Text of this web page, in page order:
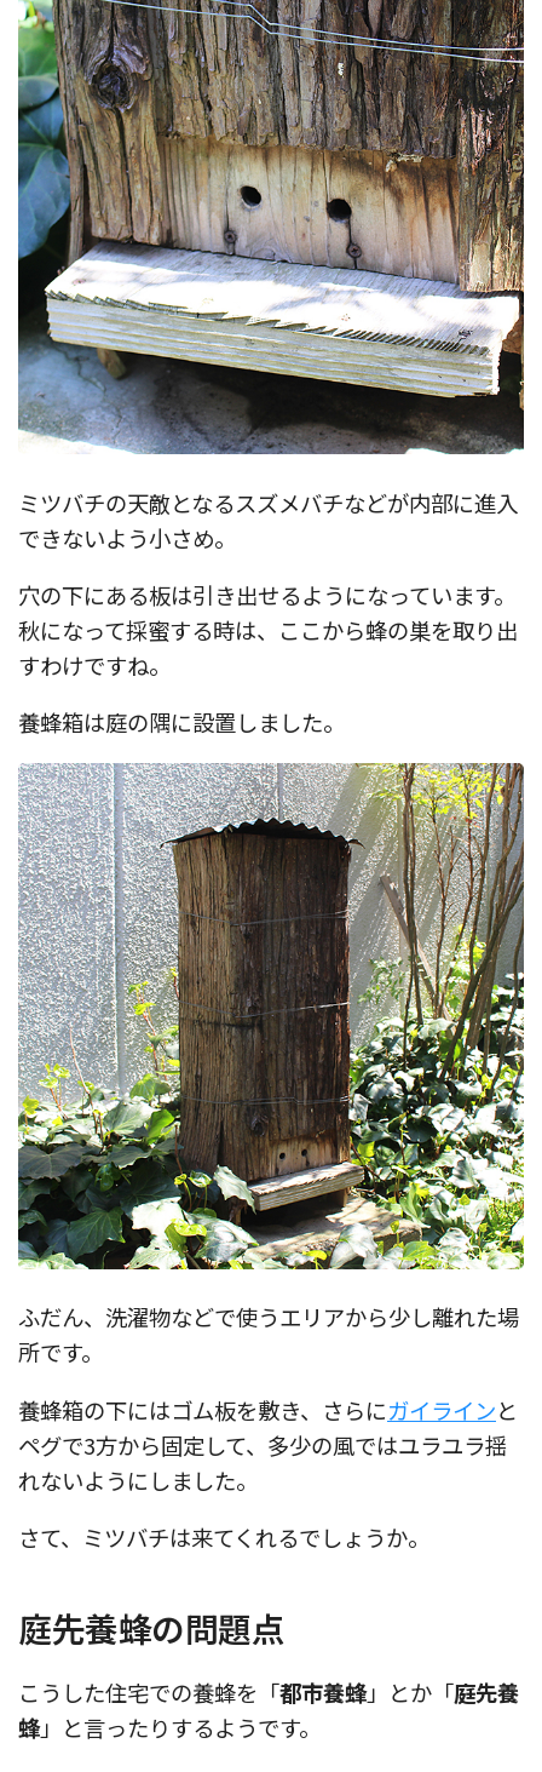
ミツバチの天敵となるスズメバチなどが内部に進入
できないよう小さめ。
穴の下にある板は引き出せるようになっています。
秋になって採蜜する時は、ここから蜂の巣を取り出
すわけですね。
養蜂箱は庭の隅に設置しました。
ふだん、洗濯物などで使うエリアから少し離れた場
所です。
養蜂箱の下にはゴム板を敷き、さらにガイラインと
ペグで3方から固定して、多少の風ではユラユラ揺
れないようにしました。
さて、ミツバチは来てくれるでしょうか。
庭先養蜂の問題点
こうした住宅での養蜂を「都市養蜂」とか「庭先養
蜂」と言ったりするようです。